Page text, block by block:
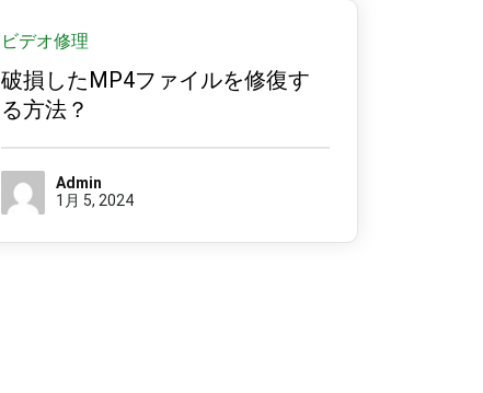
ビデオ修理
破損したMP4ファイルを修復す
る方法？
Admin
1月 5, 2024